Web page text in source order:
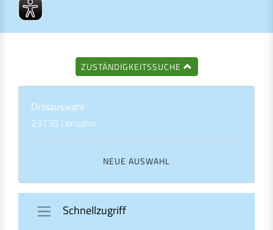
Anerkennung als Berufsausübungsgesellschaft /
ZUSTÄNDIGKEITSSUCHE
Ortsauswahl
23738 Lensahn
Navigation ein-/ausblenden
Schnellzugriff